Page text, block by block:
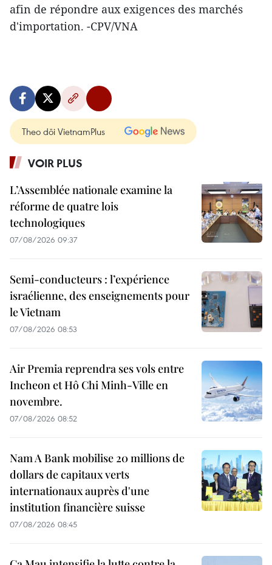
afin de répondre aux exigences des marchés
d'importation. -CPV/VNA
Theo dõi VietnamPlus
VOIR PLUS
L’Assemblée nationale examine la
réforme de quatre lois
technologiques
07/08/2026 09:37
Semi-conducteurs : l’expérience
israélienne, des enseignements pour
le Vietnam
07/08/2026 08:53
Air Premia reprendra ses vols entre
Incheon et Hô Chi Minh-Ville en
novembre.
07/08/2026 08:52
Nam A Bank mobilise 20 millions de
dollars de capitaux verts
internationaux auprès d'une
institution financière suisse
07/08/2026 08:45